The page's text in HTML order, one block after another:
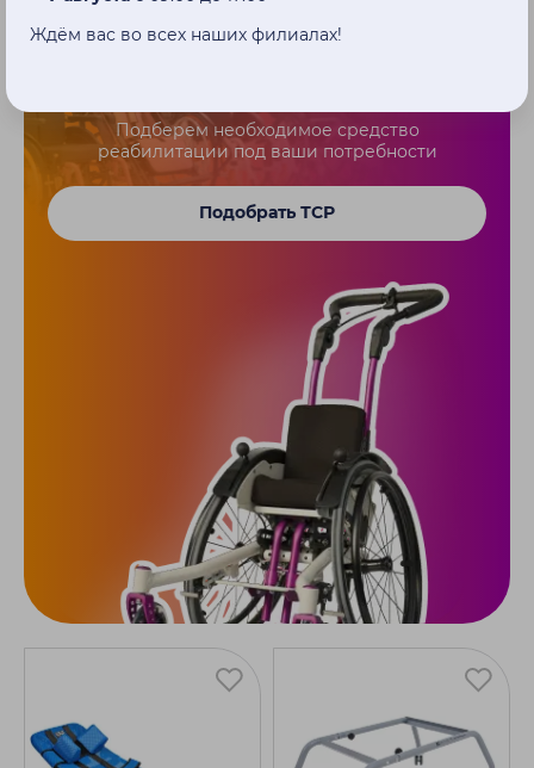
Поможем не запутаться в
Подберем необходимое средство
реабилитации под ваши потребности
Подобрать ТСР
Ждём вас во всех наших филиалах!